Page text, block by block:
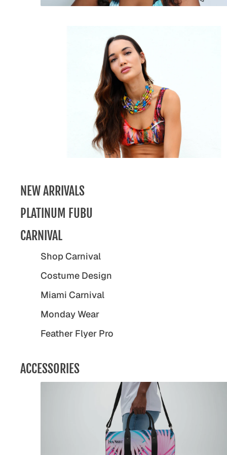
NEW ARRIVALS
PLATINUM FUBU
CARNIVAL
Shop Carnival
Costume Design
Miami Carnival
Monday Wear
Feather Flyer Pro
ACCESSORIES